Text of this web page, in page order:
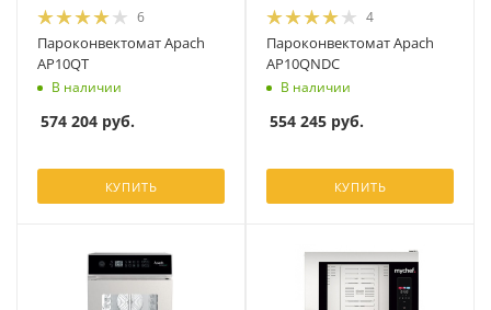
6
Пароконвектомат Apach
AP10QT
В наличии
574 204 руб.
КУПИТЬ
4
Пароконвектомат Apach
AP10QNDC
В наличии
554 245 руб.
КУПИТЬ